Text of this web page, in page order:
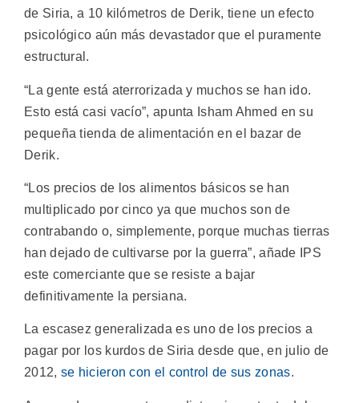
de Siria, a 10 kilómetros de Derik, tiene un efecto
psicológico aún más devastador que el puramente
estructural.
“La gente está aterrorizada y muchos se han ido.
Esto está casi vacío”, apunta Isham Ahmed en su
pequeña tienda de alimentación en el bazar de
Derik.
“Los precios de los alimentos básicos se han
multiplicado por cinco ya que muchos son de
contrabando o, simplemente, porque muchas tierras
han dejado de cultivarse por la guerra”, añade IPS
este comerciante que se resiste a bajar
definitivamente la persiana.
La escasez generalizada es uno de los precios a
pagar por los kurdos de Siria desde que, en julio de
2012, se hicieron con el control de sus zonas.